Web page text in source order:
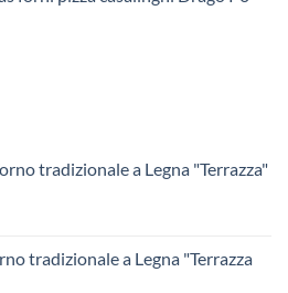
tradizionale a Legna "Terrazza"
tradizionale a Legna "Terrazza